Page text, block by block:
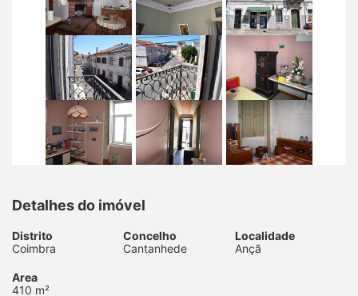
Detalhes do imóvel
Distrito
Coimbra
Concelho
Cantanhede
Localidade
Ançã
Area
410 m²